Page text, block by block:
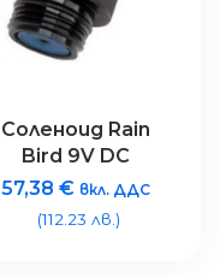
Соленоид Rain
Bird 9V DC
57,38 € вкл. ДДС
(112.23 лв.)